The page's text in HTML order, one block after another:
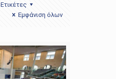
Ετικέτες
Εμφάνιση όλων